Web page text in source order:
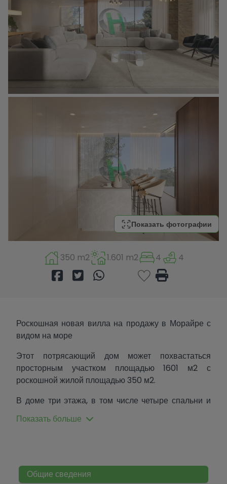
Показать фотографии
350 m2 1.601 m2 4 4
Роскошная новая вилла на продажу в Морайре с
видом на море
Этот потрясающий дом может похвастаться
просторным участком площадью 1601 м2 с
роскошной жилой площадью 350 м2.
В доме три этажа, в том числе четыре спальни и
пять ванных комнат. В главной гостиной у вас есть
гостиная, столовая и большая кухня, 3 спальни с
главной спальней и собственной террасой.
Показать больше
Общие сведения